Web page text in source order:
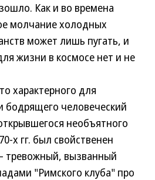
Как и во времена
молчание холодных
может лишь пугать, и
жизни в космосе нет и не
характерного для
бодрящего человеческий
необъятного
х гг. был свойственен
тревожный, вызванный
"Римского клуба" про